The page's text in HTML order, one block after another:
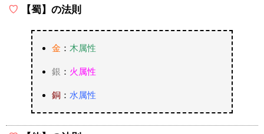
【蜀】の法則
金 ： 木属性
銀 ： 火属性
銅： 水属性